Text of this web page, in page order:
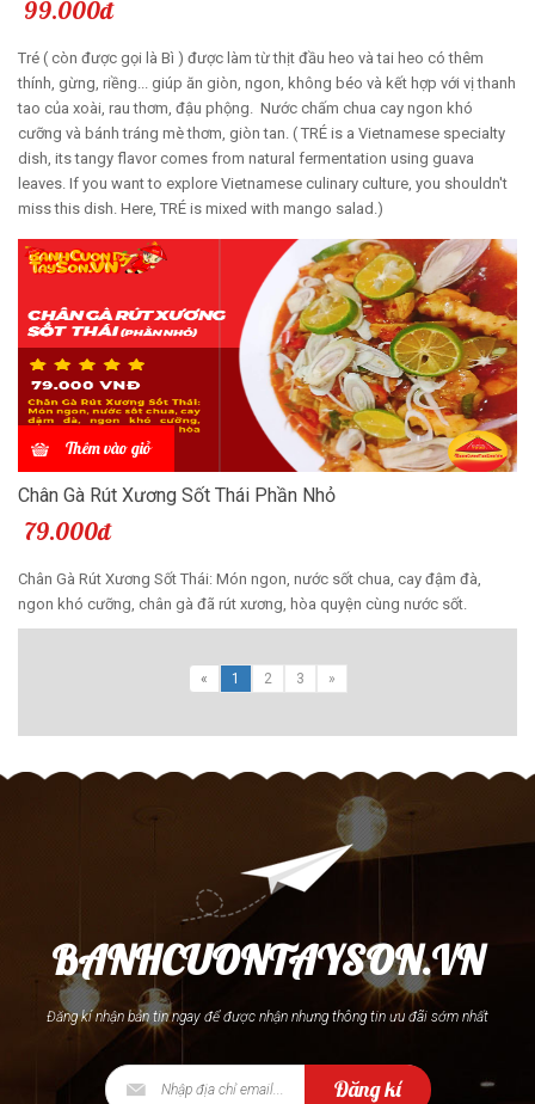
99.000đ
Tré ( còn được gọi là Bì ) được làm từ thịt đầu heo và tai heo có thêm
thính, gừng, riềng... giúp ăn giòn, ngon, không béo và kết hợp với vị thanh
tao của xoài, rau thơm, đậu phộng. Nước chấm chua cay ngon khó
cưỡng và bánh tráng mè thơm, giòn tan. ( TRÉ is a Vietnamese specialty
dish, its tangy flavor comes from natural fermentation using guava
leaves. If you want to explore Vietnamese culinary culture, you shouldn't
miss this dish. Here, TRÉ is mixed with mango salad.)
Thêm vào giỏ
Chân Gà Rút Xương Sốt Thái Phần Nhỏ
79.000đ
Chân Gà Rút Xương Sốt Thái: Món ngon, nước sốt chua, cay đậm đà,
ngon khó cưỡng, chân gà đã rút xương, hòa quyện cùng nước sốt.
« 1 2 3 »
BANHCUONTAYSON.VN
Đăng kí nhận bản tin ngay để được nhận nhưng thông tin ưu đãi sớm nhất
Đăng kí